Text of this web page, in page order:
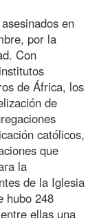
en
por la
Con
de África, los
de
católicos,
que
la
de la Iglesia
hubo 248
ellas una